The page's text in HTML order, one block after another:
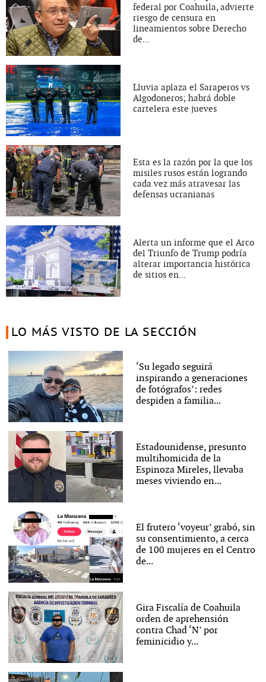
federal por Coahuila, advierte
riesgo de censura en
lineamientos sobre Derecho
de...
Lluvia aplaza el Saraperos vs
Algodoneros; habrá doble
cartelera este jueves
Esta es la razón por la que los
misiles rusos están logrando
cada vez más atravesar las
defensas ucranianas
Alerta un informe que el Arco
del Triunfo de Trump podría
alterar importancia histórica
de sitios en...
LO MÁS VISTO DE LA SECCIÓN
‘Su legado seguirá
inspirando a generaciones
de fotógrafos’: redes
despiden a familia...
Estadounidense, presunto
multihomicida de la
Espinoza Mireles, llevaba
meses viviendo en...
El frutero ‘voyeur’ grabó, sin
su consentimiento, a cerca
de 100 mujeres en el Centro
de...
Gira Fiscalía de Coahuila
orden de aprehensión
contra Chad ‘N’ por
feminicidio y...